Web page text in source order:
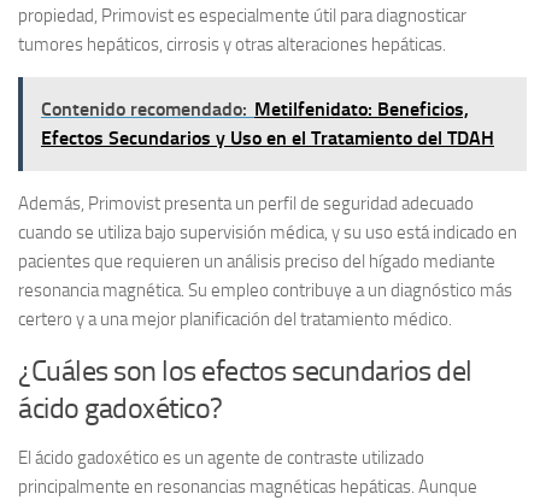
propiedad, Primovistes especialmente útil para diagnosticar
tumores hepáticos, cirrosis y otras alteraciones hepáticas.
Contenido recomendado: Metilfenidato: Beneficios,
Efectos Secundarios y Uso en el Tratamiento del TDAH
Además, Primovist presenta un perfil de seguridad adecuado
cuando se utiliza bajo supervisión médica, y su uso está indicado en
pacientes que requieren un análisis preciso del hígado mediante
resonancia magnética. Su empleo contribuye a un diagnóstico más
certero y a una mejor planificación del tratamiento médico.
¿Cuáles son los efectos secundarios del
ácido gadoxético?
El ácido gadoxético es un agente de contraste utilizado
principalmente en resonancias magnéticas hepáticas. Aunque